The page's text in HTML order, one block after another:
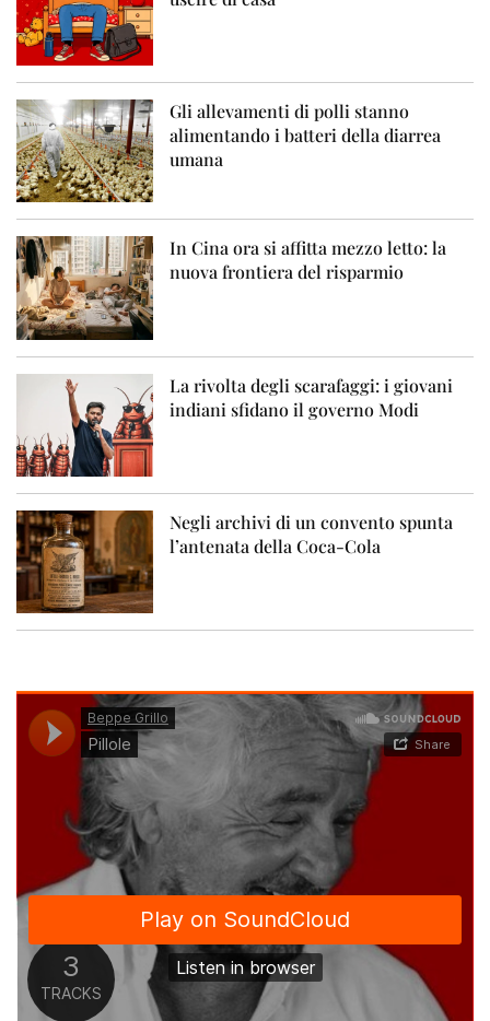
Gli allevamenti di polli stanno
alimentando i batteri della diarrea
umana
In Cina ora si affitta mezzo letto: la
nuova frontiera del risparmio
La rivolta degli scarafaggi: i giovani
indiani sfidano il governo Modi
Negli archivi di un convento spunta
l’antenata della Coca-Cola